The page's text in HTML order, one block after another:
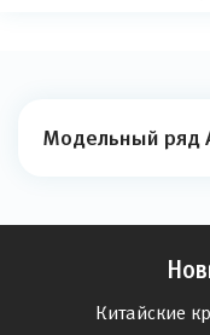
Модельный ряд
Китайские